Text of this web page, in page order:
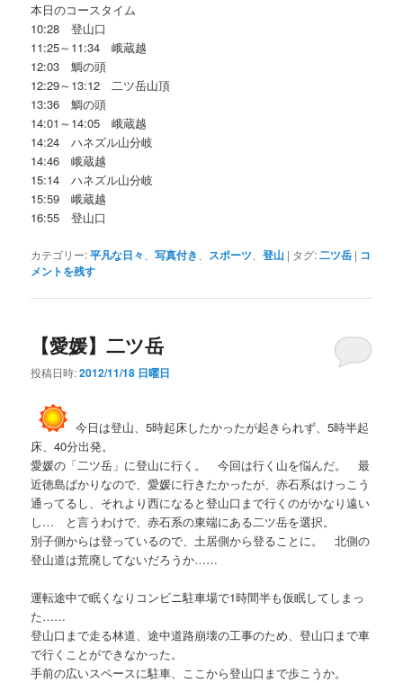
本日のコースタイム
10:28 登山口
11:25～11:34 峨蔵越
12:03 鯛の頭
12:29～13:12 二ツ岳山頂
13:36 鯛の頭
14:01～14:05 峨蔵越
14:24 ハネズル山分岐
14:46 峨蔵越
15:14 ハネズル山分岐
15:59 峨蔵越
16:55 登山口
カテゴリー:平凡な日々 、写真付き スポーツ 、登山 | タグ:二ツ岳 | コ
メントを残す
【愛媛】二ツ岳
投稿日時:2012/11/18 日曜日
今日は登山、5時起床したかったが起きられず、5時半起
床、40分出発。
愛媛の「二ツ岳」に登山に行く。 今回は行く山を悩んだ。 最
近徳島ばかりなので、愛媛に行きたかったが、赤石系はけっこう
通ってるし、それより西になると登山口まで行くのがかなり遠い
し… と言うわけで、赤石系の東端にある二ツ岳を選択。
別子側からは登っているので、土居側から登ることに。 北側の
登山道は荒廃してないだろうか……
運転途中で眠くなりコンビニ駐車場で1時間半も仮眠してしまっ
た……
登山口まで走る林道、途中道路崩壊の工事のため、登山口まで車
で行くことができなかった。
手前の広いスペースに駐車、ここから登山口まで歩こうか。